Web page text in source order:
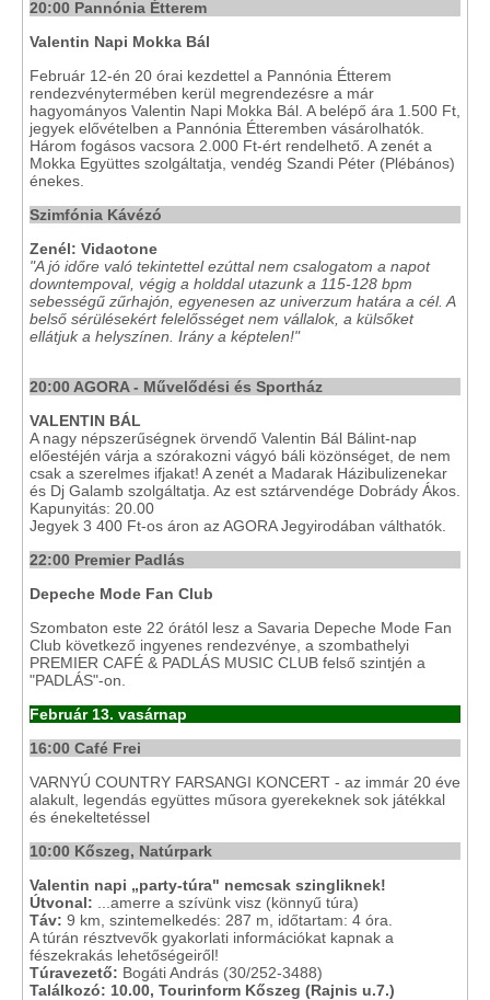
20:00 Pannónia Étterem
Valentin Napi Mokka Bál
Február 12-én 20 órai kezdettel a Pannónia Étterem
rendezvénytermében kerül megrendezésre a már
hagyományos Valentin Napi Mokka Bál. A belépő ára 1.500 Ft,
jegyek elővételben a Pannónia Étteremben vásárolhatók.
Három fogásos vacsora 2.000 Ft-ért rendelhető. A zenét a
Mokka Együttes szolgáltatja, vendég Szandi Péter (Plébános)
énekes.
Szimfónia Kávézó
Zenél: Vidaotone
"A jó időre való tekintettel ezúttal nem csalogatom a napot
downtempoval, végig a holddal utazunk a 115-128 bpm
sebességű zűrhajón, egyenesen az univerzum határa a cél. A
belső sérülésekért felelősséget nem vállalok, a külsőket
ellátjuk a helyszínen. Irány a képtelen!"
20:00 AGORA - Művelődési és Sportház
VALENTIN BÁL
A nagy népszerűségnek örvendő Valentin Bál Bálint-nap
előestéjén várja a szórakozni vágyó báli közönséget, de nem
csak a szerelmes ifjakat! A zenét a Madarak Házibulizenekar
és Dj Galamb szolgáltatja. Az est sztárvendége Dobrády Ákos.
Kapunyitás: 20.00
Jegyek 3 400 Ft-os áron az AGORA Jegyirodában válthatók.
22:00 Premier Padlás
Depeche Mode Fan Club
Szombaton este 22 órától lesz a Savaria Depeche Mode Fan
Club következő ingyenes rendezvénye, a szombathelyi
PREMIER CAFÉ & PADLÁS MUSIC CLUB felső szintjén a
"PADLÁS"-on.
Február 13. vasárnap
16:00 Café Frei
VARNYÚ COUNTRY FARSANGI KONCERT - az immár 20 éve
alakult, legendás együttes műsora gyerekeknek sok játékkal
és énekeltetéssel
10:00 Kőszeg, Natúrpark
Valentin napi „party-túra" nemcsak szingliknek!
Útvonal: ...amerre a szívünk visz (könnyű túra)
Táv: 9 km, szintemelkedés: 287 m, időtartam: 4 óra.
A túrán résztvevők gyakorlati információkat kapnak a
fészekrakás lehetőségeiről!
Túravezető: Bogáti András (30/252-3488)
Találkozó: 10.00, Tourinform Kőszeg (Rajnis u.7.)